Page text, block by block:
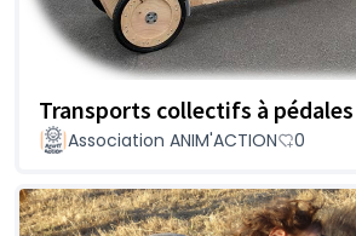
Transports collectifs à pédales
Association ANIM'ACTION
0